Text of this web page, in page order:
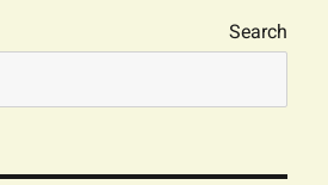
Search